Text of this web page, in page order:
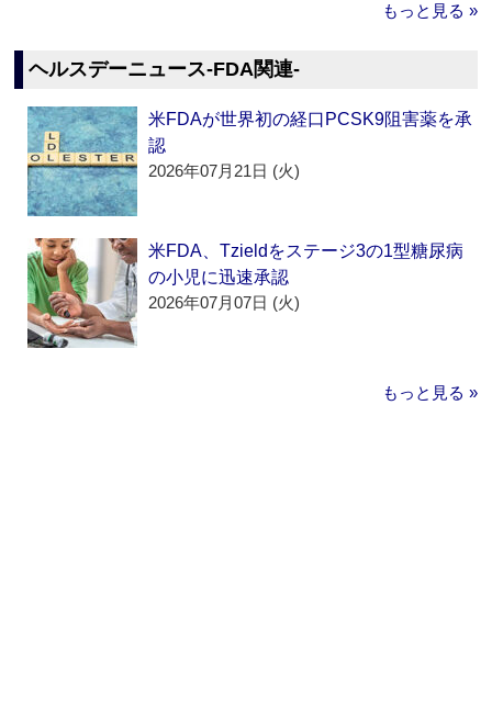
もっと見る »
ヘルスデーニュース‐FDA関連‐
米FDAが世界初の経口PCSK9阻害薬を承
認
2026年07月21日 (火)
米FDA、Tzieldをステージ3の1型糖尿病
の小児に迅速承認
2026年07月07日 (火)
もっと見る »